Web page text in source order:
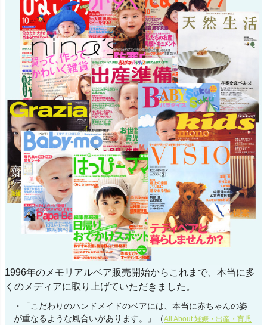
1996年のメモリアルベア販売開始からこれまで、本当に多
くのメディアに取り上げていただきました。
・「こだわりのハンドメイドのベアには、本当に赤ちゃんの姿
が重なるような風合いがあります。」（All About 妊娠・出産・育児